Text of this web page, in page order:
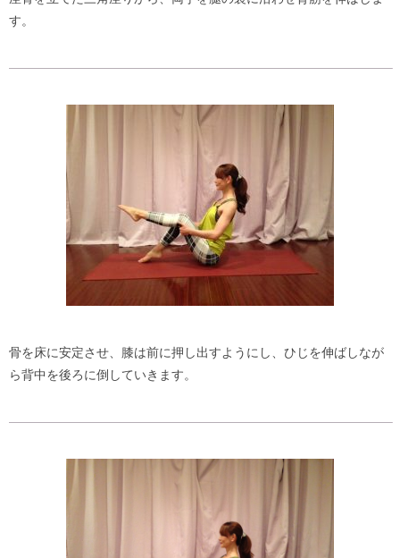
す。
骨を床に安定させ、膝は前に押し出すようにし、ひじを伸ばしなが
ら背中を後ろに倒していきます。